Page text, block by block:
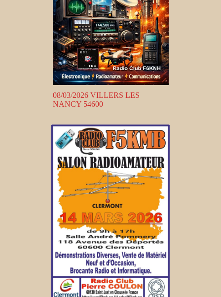
08/03/2026 VILLERS LES
NANCY 54600